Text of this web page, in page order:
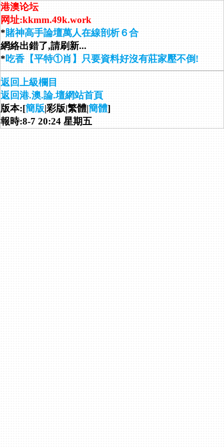
港澳论坛
网址:kkmm.49k.work
*賭神高手論壇萬人在線剖析６合
網絡出錯了,請刷新...
*吃香【平特①肖】只要資料好沒有莊家壓不倒!
返回上級欄目
返回港.澳.論.壇網站首頁
版本:[簡版|彩版|繁體|簡體]
報時:8-7 20:24 星期五